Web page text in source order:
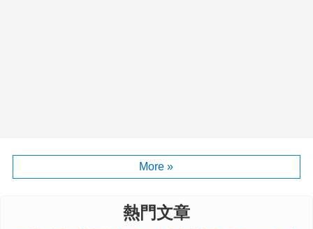
More »
熱門文章